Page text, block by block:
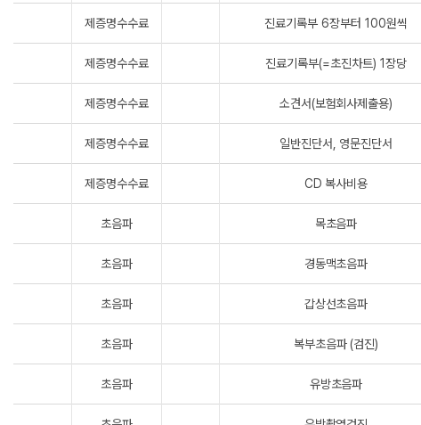
제증명수수료 진료기록부 6장부터 100원씩
제증명수수료 진료기록부(=초진차트) 1장당
제증명수수료 소견서(보험회사제출용)
제증명수수료 일반진단서, 영문진단서
제증명수수료 CD 복사비용
초음파 목초음파
초음파 경동맥초음파
초음파 갑상선초음파
초음파 복부초음파 (검진)
초음파 유방초음파